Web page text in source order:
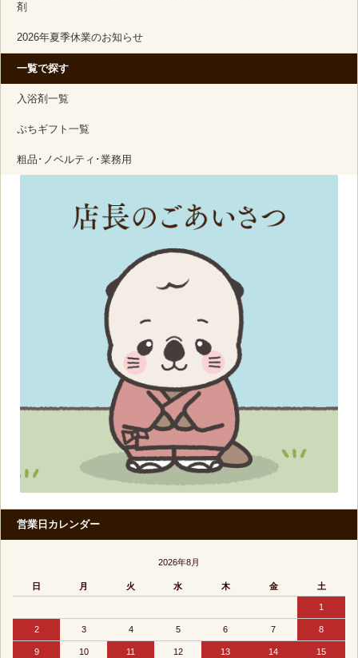
剤
2026年夏季休業のお知らせ
一覧で探す
入浴剤一覧
ぷちギフト一覧
粗品･ノベルティ･業務用
営業日カレンダー
2026年8月
日 月 火 水 木 金 土
1
2 3 4 5 6 7 8
9 10 11 12 13 14 15